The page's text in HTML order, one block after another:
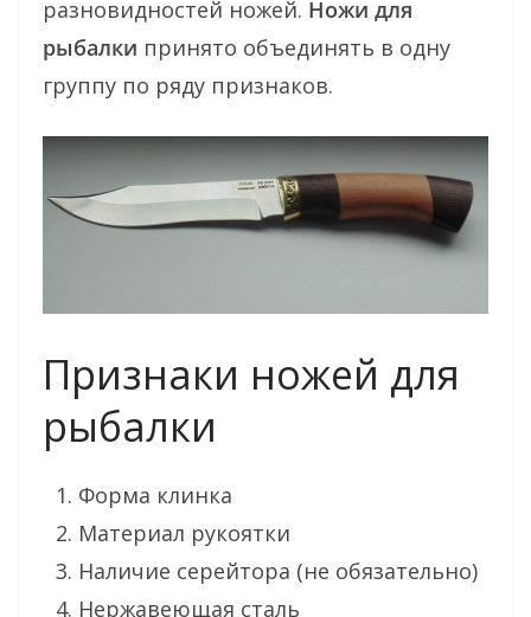
разновидностей ножей. Ножи для
рыбалки принято объединять в одну
группу по ряду признаков.
Признаки ножей для
рыбалки
Форма клинка
Материал рукоятки
Наличие серейтора (не обязательно)
Нержавеющая сталь